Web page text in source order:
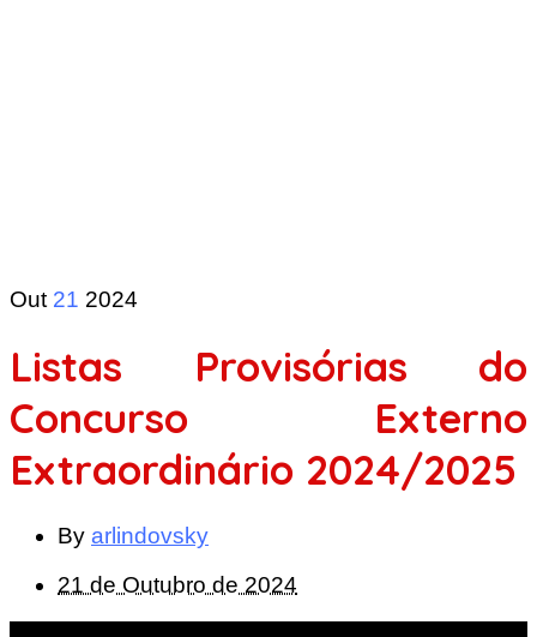
Out 21 2024
Listas Provisórias do
Concurso Externo
Extraordinário 2024/2025
By arlindovsky
21 de Outubro de 2024